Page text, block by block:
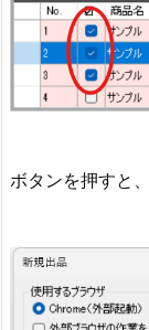
ボタンを押すと